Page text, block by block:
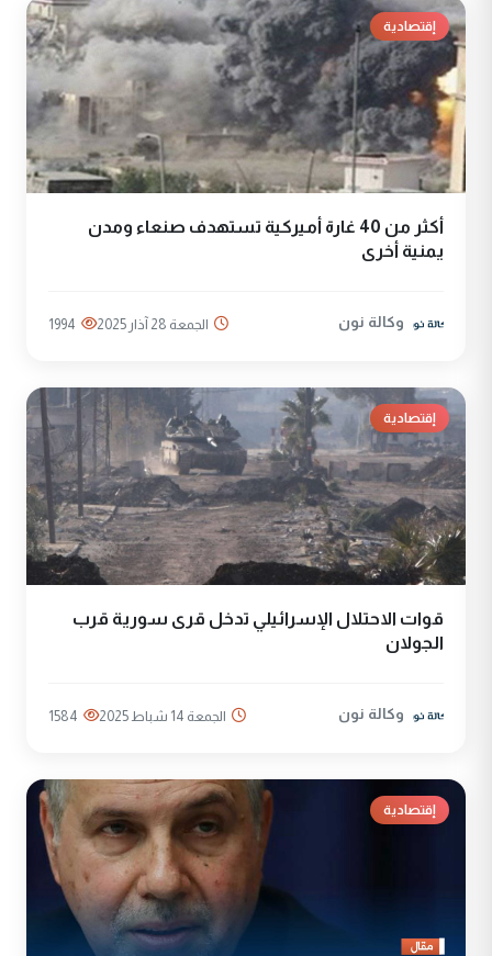
إقتصادية
أكثر من 40 غارة أميركية تستهدف صنعاء ومدن
يمنية أخرى
وكالة نون الجمعة 28 آذار 2025 1994
إقتصادية
قوات الاحتلال الإسرائيلي تدخل قرى سورية قرب
الجولان
وكالة نون الجمعة 14 شباط 2025 1584
إقتصادية